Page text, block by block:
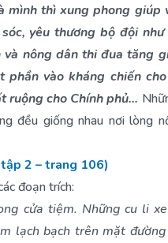
mình thì xung phong giúp
yêu thương bộ đội
nông dân thi đua tăng
vào kháng chiến
ruộng cho Chính phủ…
đều giống nhau nơi lòng
2 – trang 106)
đoạn trích:
cửa tiệm. Những cu li
lạch bạch trên mặt